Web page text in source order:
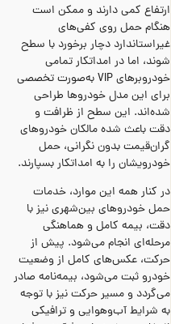
ارتفاع کمی دارند و ممکن است
هنگام حمل روی کفی‌های
غیراستاندارد دچار برخورد با سطح
شوند، اما در امداتکار تمامی
خودروبرهای VIP به‌صورت تخصصی
برای این مدل خودروها طراحی
شده‌اند. این سطح از ظرافت و
دقت باعث شده مالکان خودروهای
گران‌قیمت بدون نگرانی، حمل
خودرویشان را به امداتکار بسپارند.
در کنار همه این موارد، خدمات
حمل خودروهای بین‌شهری نیز با
دقت، بیمه کامل و هماهنگی‌
مرحله‌ای انجام می‌شود. پیش از
حرکت، عکس‌های کامل از وضعیت
خودرو ثبت می‌شود، بیمه‌نامه صادر
می‌گردد و مسیر حرکت نیز با توجه
به شرایط آب‌وهوایی و ترافیکی